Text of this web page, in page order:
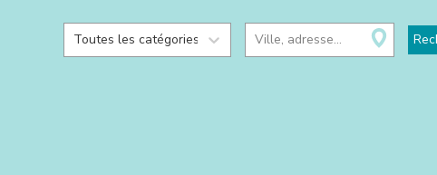
Toutes les catégories Ville, adresse...